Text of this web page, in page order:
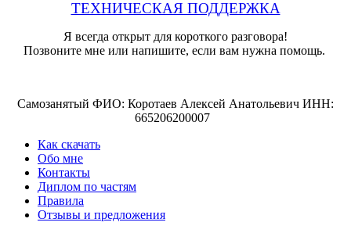
ТЕХНИЧЕСКАЯ ПОДДЕРЖКА
Я всегда открыт для короткого разговора!
Позвоните мне или напишите, если вам нужна помощь.
Самозанятый ФИО: Коротаев Алексей Анатольевич ИНН:
665206200007
Как скачать
Обо мне
Контакты
Диплом по частям
Правила
Отзывы и предложения